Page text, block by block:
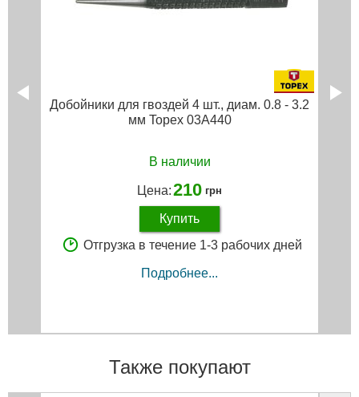
Добойники для гвоздей 4 шт., диам. 0.8 - 3.2
мм Topex 03A440
В наличии
Цена:210 грн
Купить
Отгрузка в течение 1-3 рабочих дней
Подробнее...
Также покупают